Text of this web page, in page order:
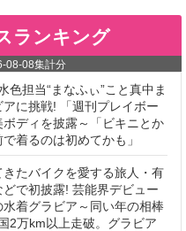
ランキング
08-08集計分
色担当“まなふぃ”こと真中ま
に挑戦! 「週刊プレイボー
ディを披露～「ビキニとか
着るのは初めてかも」
たバイクを愛する旅人・有
で初披露! 芸能界デビュー
着グラビア～同い年の相棒
2万km以上走破。グラビア